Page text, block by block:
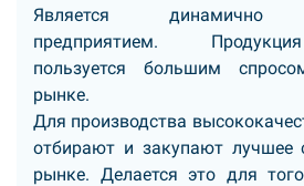
Является динамично
предприятием.
пользуется большим
рынке.
Для производства
отбирают и закупают лучшее
рынке. Делается это для